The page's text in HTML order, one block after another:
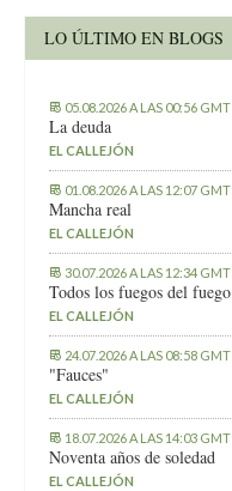
LO ÚLTIMO EN BLOGS
05.08.2026 A LAS 00:56 GMT
La deuda
EL CALLEJÓN
01.08.2026 A LAS 12:07 GMT
Mancha real
EL CALLEJÓN
30.07.2026 A LAS 12:34 GMT
Todos los fuegos del fuego
EL CALLEJÓN
24.07.2026 A LAS 08:58 GMT
"Fauces"
EL CALLEJÓN
18.07.2026 A LAS 14:03 GMT
Noventa años de soledad
EL CALLEJÓN